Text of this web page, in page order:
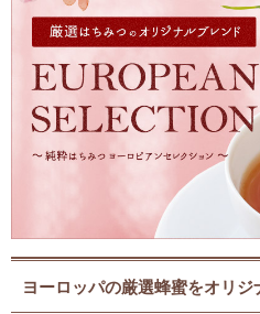
ヨーロッパの厳選蜂蜜をオリジ